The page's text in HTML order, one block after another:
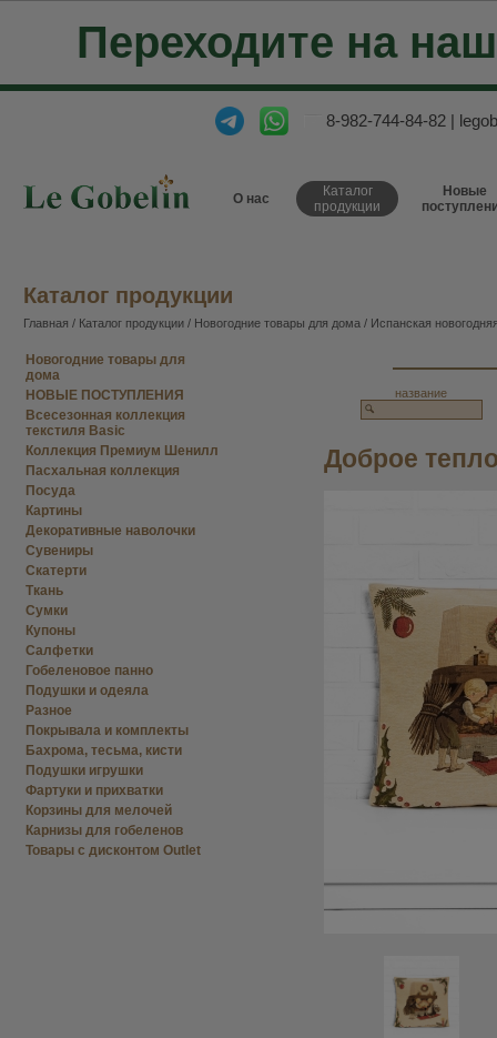
Переходите на
8-982-744-84-82 |
О нас
Каталог
продукции
Новые
Каталог продукции
Главная / Каталог продукции / Новогодние товары для дома / Испанская
Новогодние товары для
дома
НОВЫЕ ПОСТУПЛЕНИЯ
Всесезонная коллекция
текстиля Basic
Коллекция Премиум Шенилл
Пасхальная коллекция
Посуда
Картины
Декоративные наволочки
Сувениры
Скатерти
Ткань
Сумки
Купоны
Салфетки
Гобеленовое панно
Подушки и одеяла
Разное
Покрывала и комплекты
Бахрома, тесьма, кисти
Подушки игрушки
Фартуки и прихватки
Корзины для мелочей
Карнизы для гобеленов
Товары с дисконтом Outlet
название
Доброе